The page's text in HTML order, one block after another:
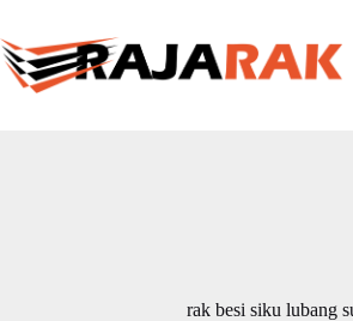
content
rak besi siku lubang